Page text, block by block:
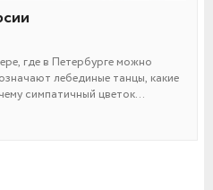
где в Петербурге можно
лебединые танцы, какие
симпатичный цветок
смертью? На эти и многие другие
экологических экскурсий